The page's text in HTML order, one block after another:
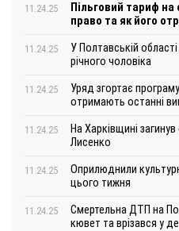
11.24.25
Пільговий тариф
право та як його
11.24.25
У Полтавській
річного чоловіка
11.24.25
Уряд згортає
отримають останні
11.24.25
На Харківщині
Лисенко
11.24.25
Оприлюднили
цього тижня
11.24.25
Смертельна ДТП на
кювет та врізався у